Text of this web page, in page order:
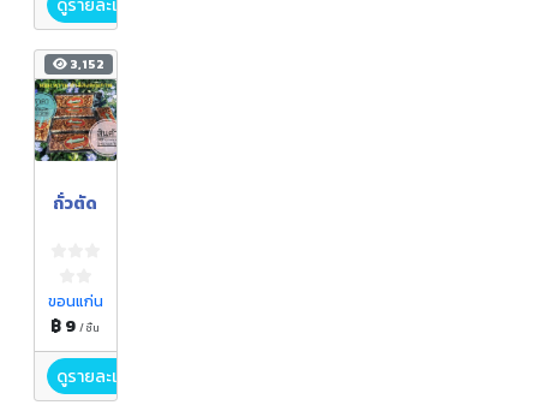
3,152
ถั่วตัด
ขอนแก่น
฿ 9/ ชิ้น
ดูรายละเอียด